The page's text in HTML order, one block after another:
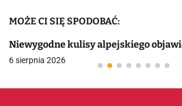
MOŻE CI SIĘ SPODOBAĆ:
Niewygodne kulisy alpejskiego
6 sierpnia 2026